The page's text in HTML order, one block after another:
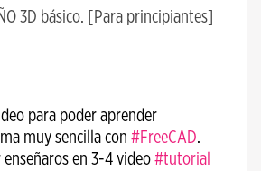
3D básico. [Para principiantes]
para poder aprender
muy sencilla con #FreeCAD​.
en 3-4 video #tutorial